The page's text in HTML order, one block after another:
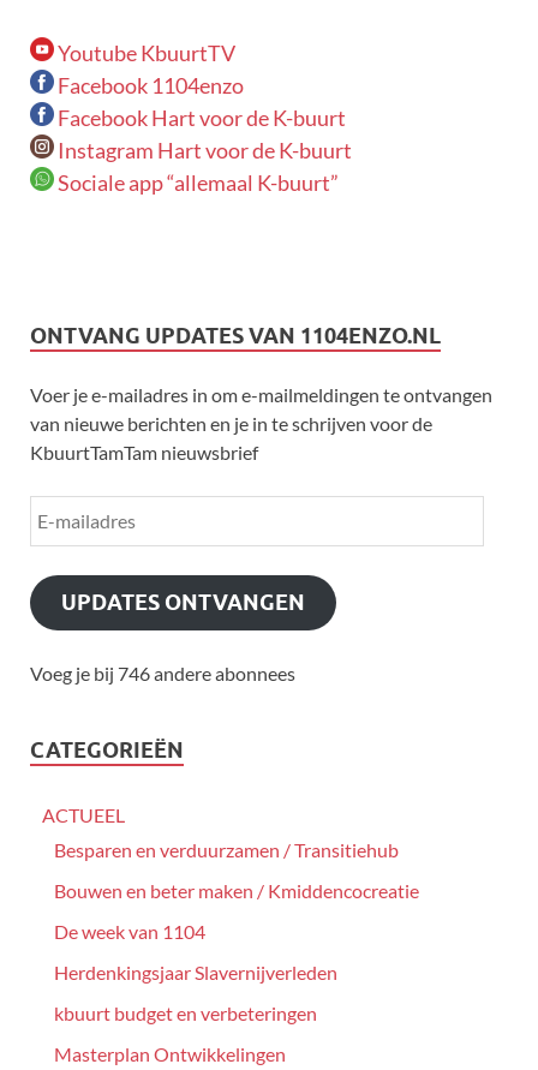
Youtube KbuurtTV
Facebook 1104enzo
Facebook Hart voor de K-buurt
Instagram Hart voor de K-buurt
Sociale app “allemaal K-buurt”
ONTVANG UPDATES VAN 1104ENZO.NL
Voer je e-mailadres in om e-mailmeldingen te ontvangen
van nieuwe berichten en je in te schrijven voor de
KbuurtTamTam nieuwsbrief
UPDATES ONTVANGEN
Voeg je bij 746 andere abonnees
CATEGORIEËN
ACTUEEL
Besparen en verduurzamen / Transitiehub
Bouwen en beter maken / Kmiddencocreatie
De week van 1104
Herdenkingsjaar Slavernijverleden
kbuurt budget en verbeteringen
Masterplan Ontwikkelingen